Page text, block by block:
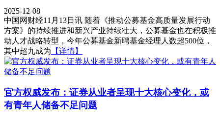
2025-12-08
中国网财经11月13日讯 随着《推动公募基金高质量发展行动
方案》的持续推进和新兴产业持续壮大，公募基金也在积极推
动人才战略转型，今年公募基金新聘基金经理人数超500位，
其中超九成为 【详情】
官方权威发布：证券从业者呈现十大核心变化，或
有青年人储备不足问题